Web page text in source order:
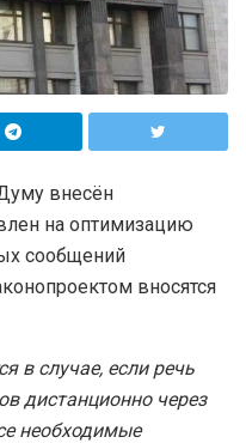
внесён
на оптимизацию
сообщений
вносятся
в случае, если речь
дистанционно через
необходимые